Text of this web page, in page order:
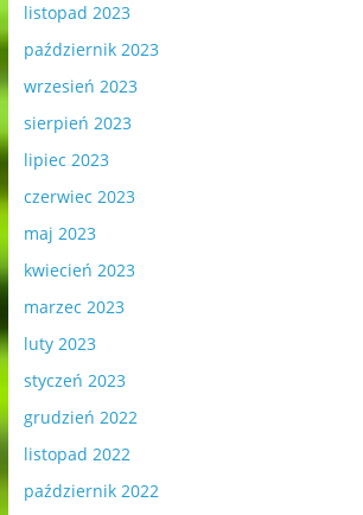
listopad 2023
październik 2023
wrzesień 2023
sierpień 2023
lipiec 2023
czerwiec 2023
maj 2023
kwiecień 2023
marzec 2023
luty 2023
styczeń 2023
grudzień 2022
listopad 2022
październik 2022